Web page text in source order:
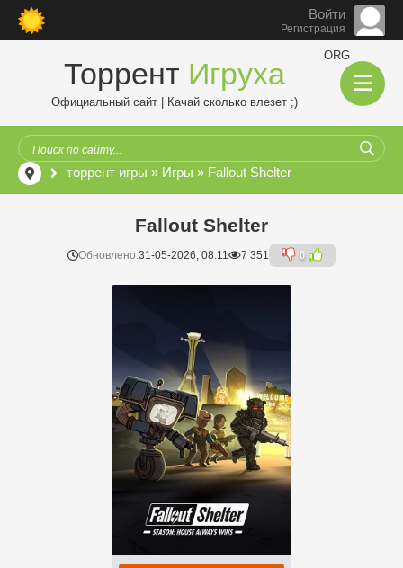
Войти
Регистрация
Торрент Игруха
ORG
Официальный сайт | Качай сколько влезет ;)
торрент игры » Игры » Fallout Shelter
Fallout Shelter
Обновлено:31-05-2026, 08:11 7 351 0